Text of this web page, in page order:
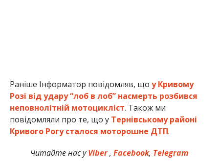
Раніше Інформатор повідомляв, що у Кривому
Розі від удару “лоб в лоб” насмерть розбився
неповнолітній мотоцикліст. Також ми
повідомляли про те, що у Тернівському районі
Кривого Рогу сталося моторошне ДТП.
Читайте нас уViber,Facebook, Telegram